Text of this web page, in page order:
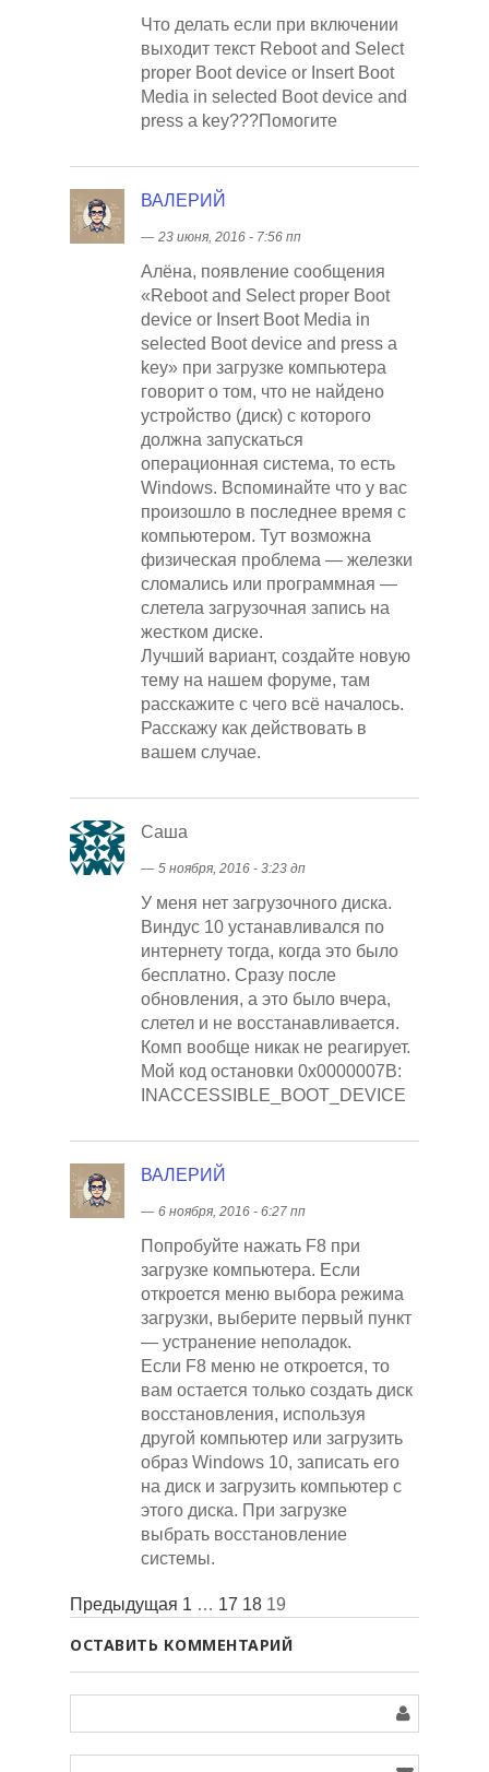
Что делать если при включении
выходит текст Reboot and Select
proper Boot device or Insert Boot
Media in selected Boot device and
press a key???Помогите
ВАЛЕРИЙ
― 23 июня, 2016 - 7:56 пп
Алёна, появление сообщения
«Reboot and Select proper Boot
device or Insert Boot Media in
selected Boot device and press a
key» при загрузке компьютера
говорит о том, что не найдено
устройство (диск) с которого
должна запускаться
операционная система, то есть
Windows. Вспоминайте что у вас
произошло в последнее время с
компьютером. Тут возможна
физическая проблема — железки
сломались или программная —
слетела загрузочная запись на
жестком диске.
Лучший вариант, создайте новую
тему на нашем форуме, там
расскажите с чего всё началось.
Расскажу как действовать в
вашем случае.
Саша
― 5 ноября, 2016 - 3:23 дп
У меня нет загрузочного диска.
Виндус 10 устанавливался по
интернету тогда, когда это было
бесплатно. Сразу после
обновления, а это было вчера,
слетел и не восстанавливается.
Комп вообще никак не реагирует.
Мой код остановки 0х0000007B:
INACCESSIBLE_BOOT_DEVICE
ВАЛЕРИЙ
― 6 ноября, 2016 - 6:27 пп
Попробуйте нажать F8 при
загрузке компьютера. Если
откроется меню выбора режима
загрузки, выберите первый пункт
— устранение неполадок.
Если F8 меню не откроется, то
вам остается только создать диск
восстановления, используя
другой компьютер или загрузить
образ Windows 10, записать его
на диск и загрузить компьютер с
этого диска. При загрузке
выбрать восстановление
системы.
Предыдущая 1 … 17 18 19
ОСТАВИТЬ КОММЕНТАРИЙ